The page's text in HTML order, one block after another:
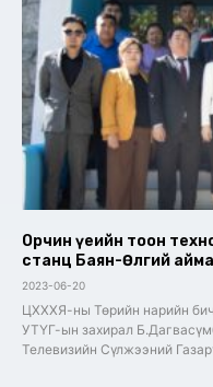
Oрчин үеийн тоон
станц Баян-Өлгий
2023-06-20
ЦХХХЯ-ны Төрийн нарийн
УТҮГ-ын захирал
Телевизийн Сүлжээний